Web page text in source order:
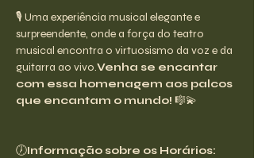
🎙️ Uma experiência musical elegante e
surpreendente, onde a força do teatro
musical encontra o virtuosismo da voz e da
guitarra ao vivo.Venha se encantar
com essa homenagem aos palcos
que encantam o mundo! 🎼💫
🕖Informação sobre os Horários: